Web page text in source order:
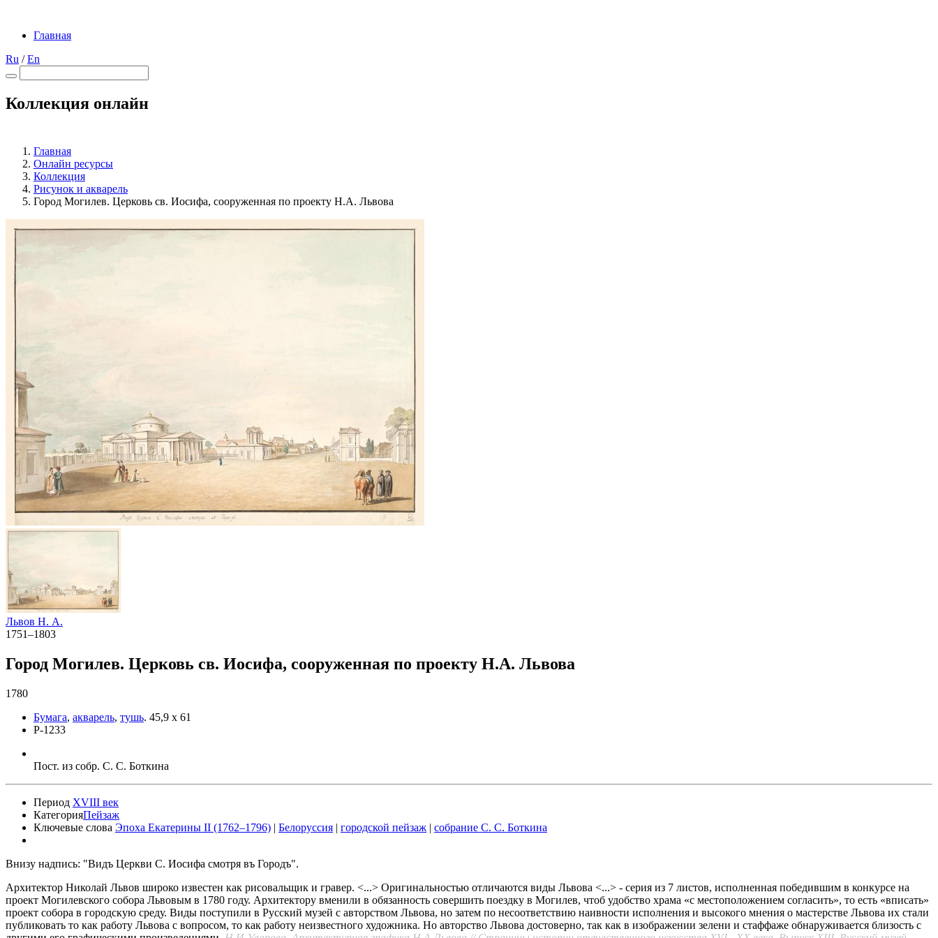
Главная
Ru /En
Коллекция онлайн
Главная
Онлайн ресурсы
Коллекция
Рисунок и акварель
Город Могилев. Церковь св. Иосифа, сооруженная по проекту Н.А. Львова
Львов Н. А.
1751–1803
Город Могилев. Церковь св. Иосифа, сооруженная по проекту Н.А. Львова
1780
Бумага, акварель, тушь. 45,9 x 61
Р-1233
Пост. из собр. С. С. Боткина
Период XVIII век
КатегорияПейзаж
Ключевые слова Эпоха Екатерины II (1762–1796) | Белоруссия | городской пейзаж | собрание С. С. Боткина
Внизу надпись: "Видъ Церкви С. Иосифа смотря въ Городъ".
Архитектор Николай Львов широко известен как рисовальщик и гравер. <...> Оригинальностью отличаются виды Львова <...> - серия из 7 листов, исполненная победившим в конкурсе на
проект Могилевского собора Львовым в 1780 году. Архитектору вменили в обязанность совершить поездку в Могилев, чтоб удобство храма «с местоположением согласить», то есть «вписать»
проект собора в городскую среду. Виды поступили в Русский музей с авторством Львова, но затем по несоответствию наивности исполнения и высокого мнения о мастерстве Львова их стали
публиковать то как работу Львова с вопросом, то как работу неизвестного художника. Но авторство Львова достоверно, так как в изображении зелени и стаффаже обнаруживается близость с